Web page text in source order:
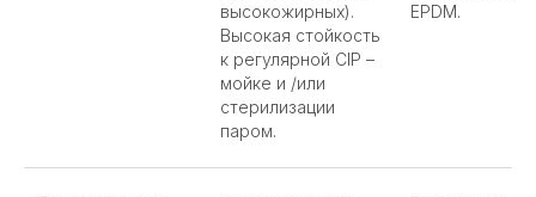
высокожирных).
Высокая стойкость
к регулярной CIP –
мойке и /или
стерилизации
паром.
EPDM.